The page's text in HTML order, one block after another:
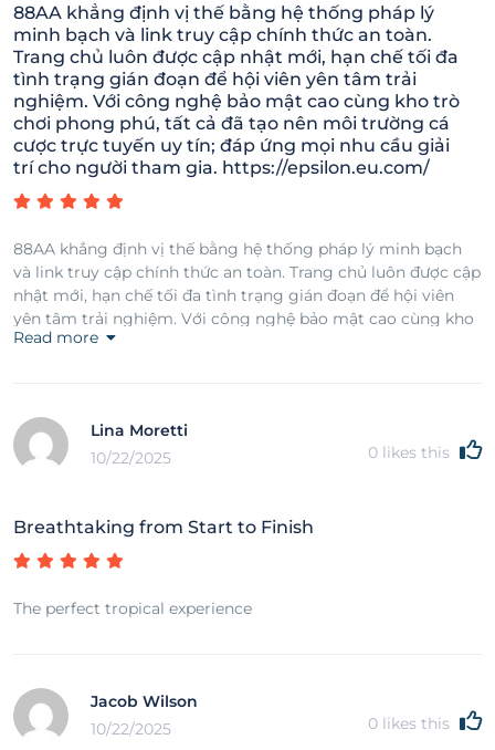
88AA khẳng định vị thế bằng hệ thống pháp lý
minh bạch và link truy cập chính thức an toàn.
Trang chủ luôn được cập nhật mới, hạn chế tối đa
tình trạng gián đoạn để hội viên yên tâm trải
nghiệm. Với công nghệ bảo mật cao cùng kho trò
chơi phong phú, tất cả đã tạo nên môi trường cá
cược trực tuyến uy tín; đáp ứng mọi nhu cầu giải
trí cho người tham gia. https://epsilon.eu.com/
88AA khẳng định vị thế bằng hệ thống pháp lý minh bạch
và link truy cập chính thức an toàn. Trang chủ luôn được cập
nhật mới, hạn chế tối đa tình trạng gián đoạn để hội viên
yên tâm trải nghiệm. Với công nghệ bảo mật cao cùng kho
trò chơi phong phú, tất cả đã tạo nên môi trường cá cược
Read more
Lina Moretti
10/22/2025
0 likes this
Breathtaking from Start to Finish
The perfect tropical experience
Jacob Wilson
10/22/2025
0 likes this